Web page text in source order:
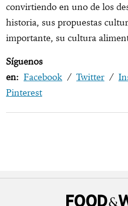
convirtiendo en uno de los
historia, sus propuestas
importante, su cultura
Síguenos
en: Facebook / Twitter /
Pinterest